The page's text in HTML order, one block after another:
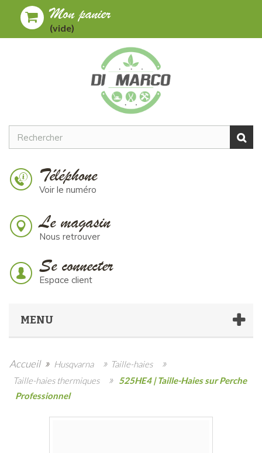
Mon panier
(vide)
Téléphone
Voir le numéro
Le magasin
Nous retrouver
Se connecter
Espace client
MENU
Accueil » Husqvarna » Taille-haies »
Taille-haies thermiques » 525HE4 | Taille-Haies sur Perche
Professionnel